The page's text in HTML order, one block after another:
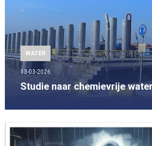
WATER
13-03-2026
Studie naar chemievrije